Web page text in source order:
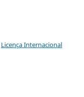
Licença Internacional